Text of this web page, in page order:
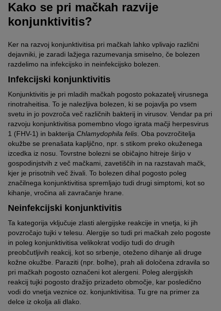
Kako se pri mačkah razvije
konjunktivitis?
Ker na razvoj konjunktivitisa pri mačkah lahko vplivajo različni
dejavniki, je zaradi lažjega razumevanja smiselno, če bolezen
razdelimo na infekcijsko in neinfekcijsko bolezen.
Infekcijski konjunktivitis
Konjunktivitis je pri mladih mačkah pogosto pokazatelj virusnega
rinotraheitisa. To je nalezljiva bolezen, ki se pojavlja po vsem
svetu in jo povzroča več različnih bakterij in virusov. Vendar pa pri
razvoju konjunktivitisa pomembno vlogo igrata mačji herpesvirus
1 (FHV-1) in bakterija Chlamydophila felis . Oba povzročitelja
okužbe se prenašata kapljično, npr. s stikom preko okuženega
izcedka iz nosu. Tovrstne bolezni se običajno hitreje širijo v
gospodinjstvih z več mačkami, zavetiščih in na razstavah mačk,
kjer je prisotnih več živali. To bolezen dihal pogosto poleg
značilnega konjunktivitisa spremljajo tudi drugi simptomi, kot so
kihanje, vročina ali zavračanje hrane.
Neinfekcijski konjunktivitis
Ta kategorija vključuje zlasti alergijske reakcije in vnetja, ki jih
povzročajo tujki v telesu. Alergije so tudi pri mačkah zelo pogoste
in poleg konjunktivitisa velikokrat vodijo tudi do drugih
preobčutljivih reakcij, kot so srbenje, oteženo dihanje ali druge
kožne okužbe. Paraziti (npr. bolhe), prah ali določena zdravila so
pri mačkah pogosto označeni kot alergeni. Poleg alergijskih
reakcij tujki pogosto dražijo prizadeto območje, kar posledično
vodi do vnetja veznice oz. konjunktivitisa. Tu gre na primer za
delce iz okolja ali dlako.